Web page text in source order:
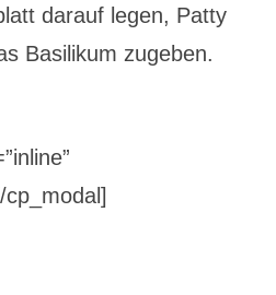
darauf legen, Patty
Basilikum zugeben.
cp_modal]